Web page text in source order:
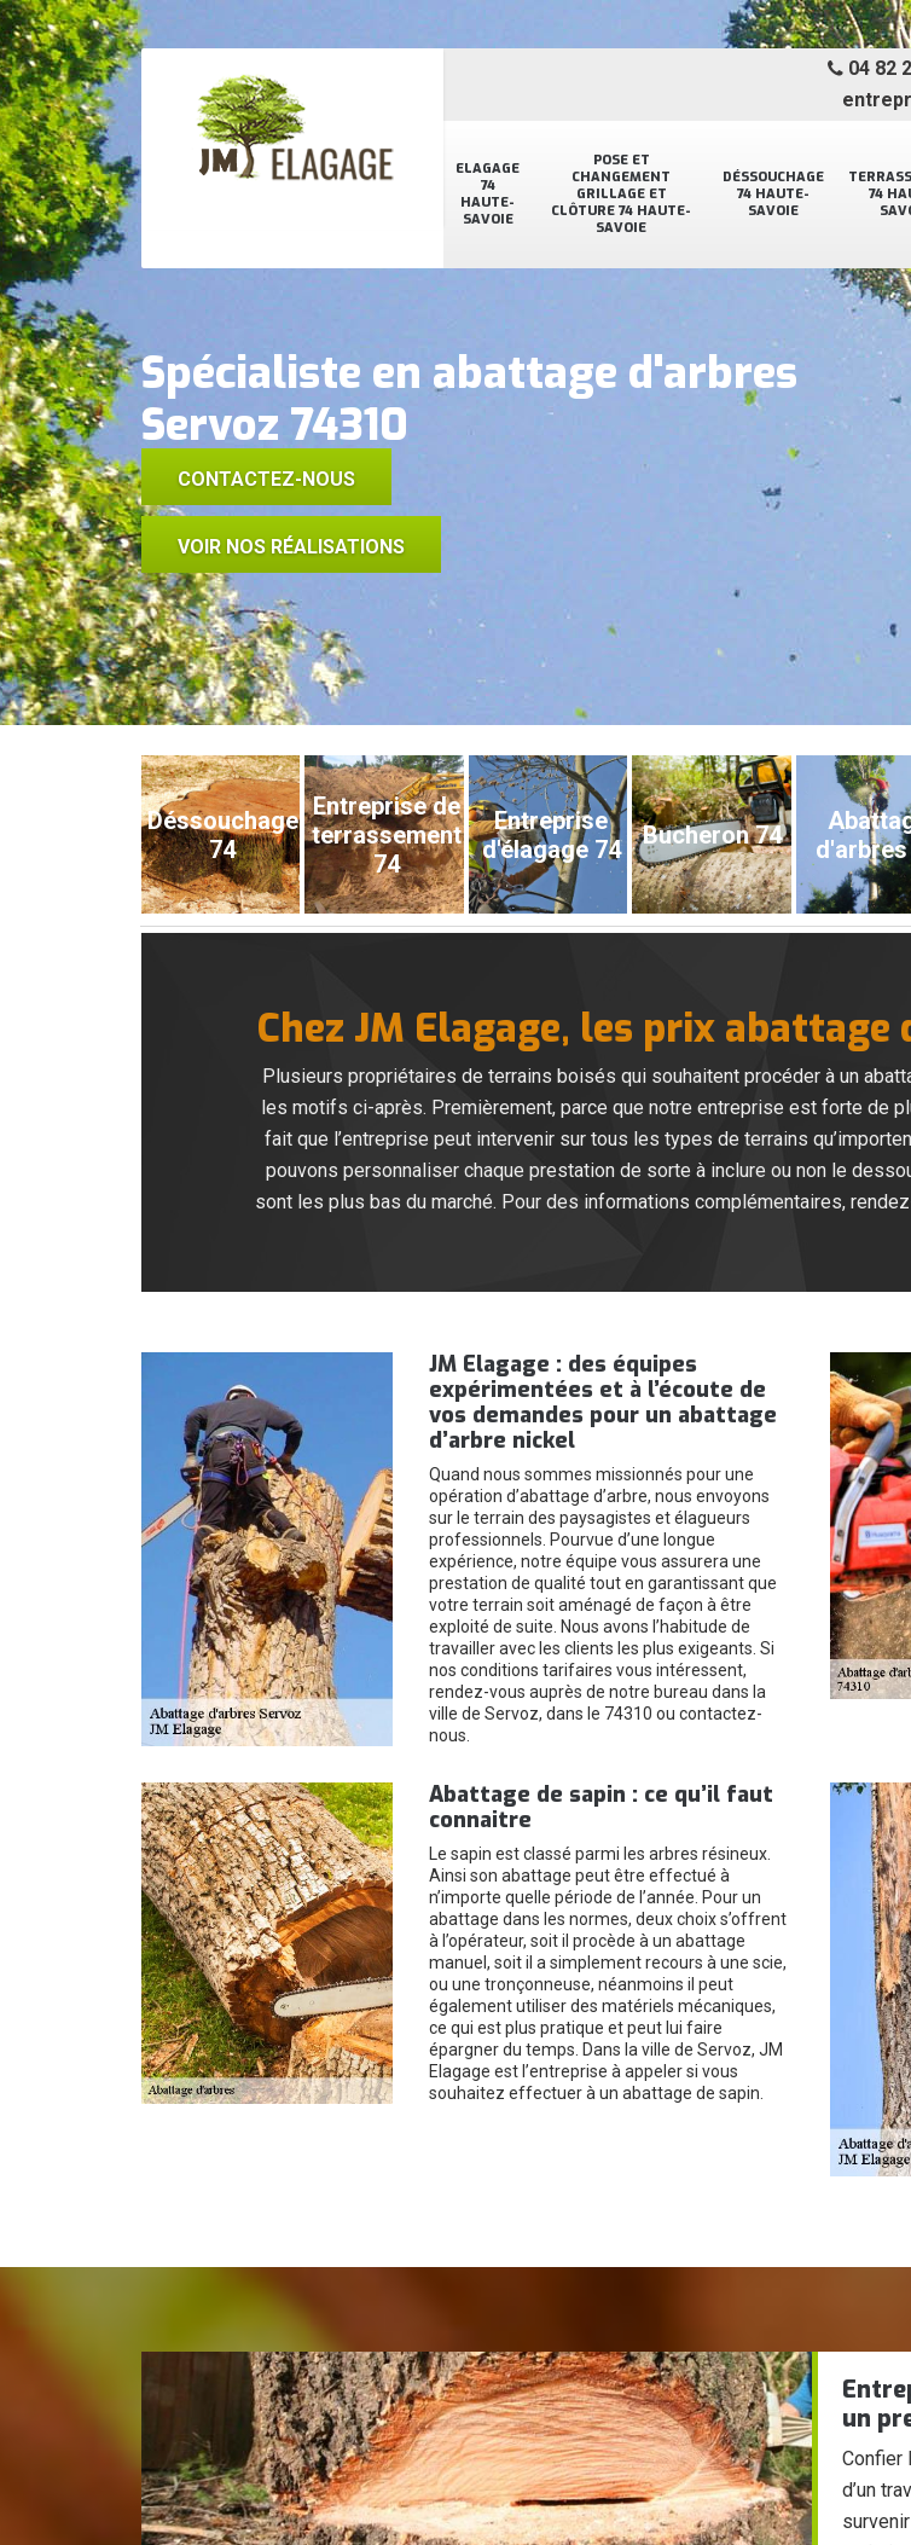
ELAGAGE
74
HAUTE-
SAVOIE
POSE ET
CHANGEMENT
GRILLAGE ET
CLÔTURE 74 HAUTE-
SAVOIE
DÉSSOUCHAGE
74 HAUTE-
SAVOIE
74
04 82
Spécialiste en abattage d'arbres
Servoz 74310
CONTACTEZ-NOUS
VOIR NOS RÉALISATIONS
Déssouchage
74
Entreprise de
terrassement
74
Entreprise
d'élagage 74
Bucheron 74
Chez JM Elagage, les prix
Plusieurs propriétaires de terrains boisés qui souhaitent procéder à un
les motifs ci-après. Premièrement, parce que notre entreprise est forte de
fait que l’entreprise peut intervenir sur tous les types de terrains
pouvons personnaliser chaque prestation de sorte à inclure ou non le
sont les plus bas du marché. Pour des informations complémentaires,
JM Elagage : des équipes
expérimentées et à l’écoute de
vos demandes pour un abattage
d’arbre nickel
Quand nous sommes missionnés pour une
opération d’abattage d’arbre, nous envoyons
sur le terrain des paysagistes et élagueurs
professionnels. Pourvue d’une longue
expérience, notre équipe vous assurera une
prestation de qualité tout en garantissant que
votre terrain soit aménagé de façon à être
exploité de suite. Nous avons l’habitude de
travailler avec les clients les plus exigeants. Si
nos conditions tarifaires vous intéressent,
rendez-vous auprès de notre bureau dans la
ville de Servoz, dans le 74310 ou contactez-
nous.
Abattage de sapin : ce qu’il faut
connaitre
Le sapin est classé parmi les arbres résineux.
Ainsi son abattage peut être effectué à
n’importe quelle période de l’année. Pour un
abattage dans les normes, deux choix s’offrent
à l’opérateur, soit il procède à un abattage
manuel, soit il a simplement recours à une scie,
ou une tronçonneuse, néanmoins il peut
également utiliser des matériels mécaniques,
ce qui est plus pratique et peut lui faire
épargner du temps. Dans la ville de Servoz, JM
Elagage est l’entreprise à appeler si vous
souhaitez effectuer à un abattage de sapin.
un
Confier
d’un